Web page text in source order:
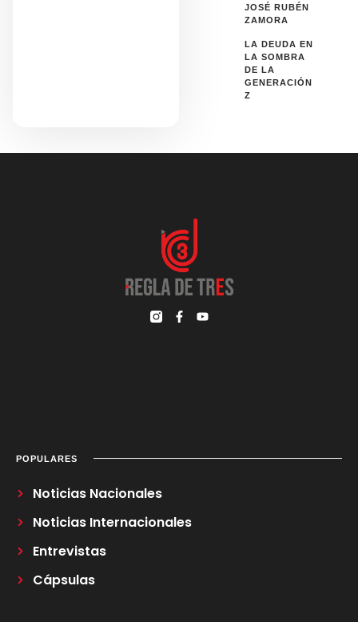
JOSÉ RUBÉN
ZAMORA
LA DEUDA EN
LA SOMBRA
DE LA
GENERACIÓN
Z
POPULARES
Noticias Nacionales
Noticias Internacionales
Entrevistas
Cápsulas